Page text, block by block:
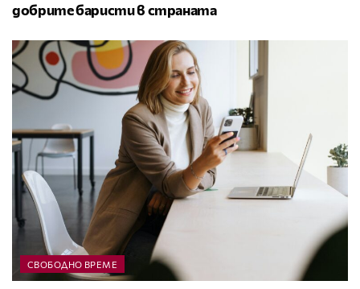
добрите баристи в страната
СВОБОДНО ВРЕМЕ